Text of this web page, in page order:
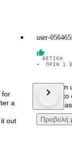
for
a
out
user-
ΘΕΤΙΚΉ
•
ΠΡΙΝ 1
Arrivato
ben
Sono
Προβολή